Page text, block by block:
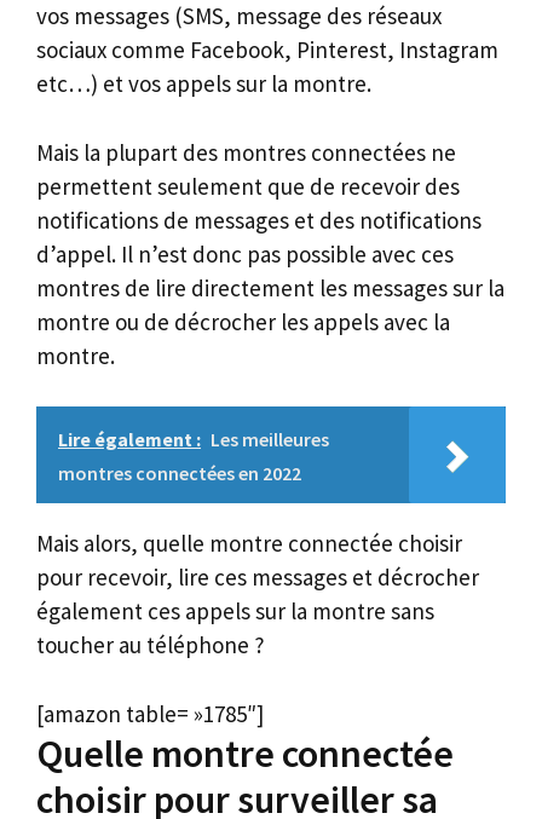
vos messages (SMS, message des réseaux
sociaux comme Facebook, Pinterest, Instagram
etc…) et vos appels sur la montre.
Mais la plupart des montres connectées ne
permettent seulement que de recevoir des
notifications de messages et des notifications
d’appel. Il n’est donc pas possible avec ces
montres de lire directement les messages sur la
montre ou de décrocher les appels avec la
montre.
Lire également : Les meilleures
montres connectées en 2022
Mais alors, quelle montre connectée choisir
pour recevoir, lire ces messages et décrocher
également ces appels sur la montre sans
toucher au téléphone ?
[amazon table= »1785″]
Quelle montre connectée
choisir pour surveiller sa